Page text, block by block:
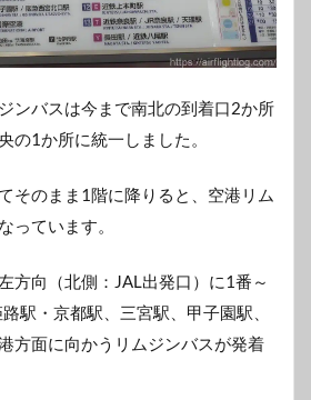
ンバスは今まで南北の到着口2か所
の1か所に統一しました。
そのまま1階に降りると、空港リム
っています。
方向（北側：JAL出発口）に1番～
駅・京都駅、三宮駅、甲子園駅、
方面に向かうリムジンバスが発着